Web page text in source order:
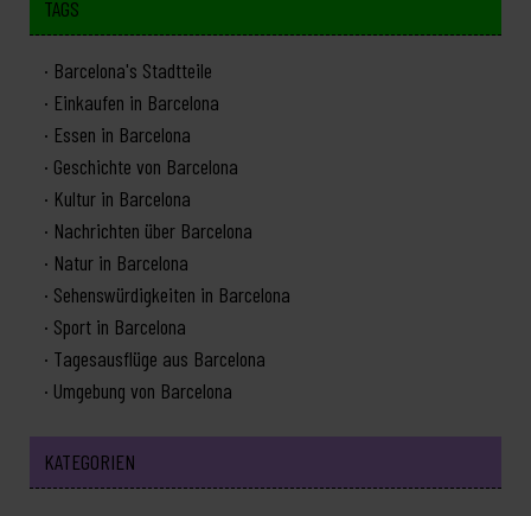
TAGS
Barcelona's Stadtteile
Einkaufen in Barcelona
Essen in Barcelona
Geschichte von Barcelona
Kultur in Barcelona
Nachrichten über Barcelona
Natur in Barcelona
Sehenswürdigkeiten in Barcelona
Sport in Barcelona
Tagesausflüge aus Barcelona
Umgebung von Barcelona
KATEGORIEN